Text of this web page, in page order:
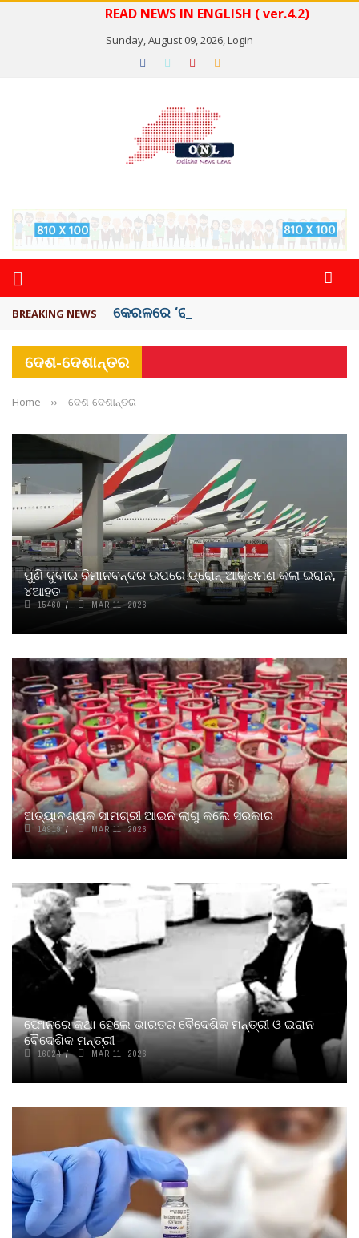
READ NEWS IN ENGLISH ( ver.4.2)
Sunday, August 09, 2026,Login
BREAKING NEWS କେରଳରେ ‘ରାଟ୍ ଫିଭର୍’ ଆତଙ୍କ, ୫୮ ମୃତ
ଦେଶ-ଦେଶାନ୍ତର
Home ›› ଦେଶ-ଦେଶାନ୍ତର
ପୁଣି ଦୁବାଇ ବିମାନବନ୍ଦର ଉପରେ ଡ୍ରୋନ୍ ଆକ୍ରମଣ କଲା ଇରାନ,
୪ଆହତ
15460 MAR 11, 2026
ଅତ୍ୟାବଶ୍ୟକ ସାମଗ୍ରୀ ଆଇନ ଲାଗୁ କଲେ ସରକାର
14919 MAR 11, 2026
ଫୋନରେ କଥା ହେଲେ ଭାରତର ବୈଦେଶିକ ମନ୍ତ୍ରୀ ଓ ଇରାନ
ବୈଦେଶିକ ମନ୍ତ୍ରୀ
16024 MAR 11, 2026